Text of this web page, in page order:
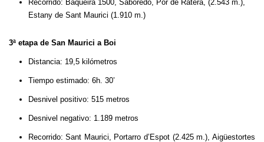
Recorrido: Baqueira 1500, Saboredo, Por de Ratera, (2.543 m.),
Estany de Sant Maurici (1.910 m.)
3ª etapa de San Maurici a Boi
Distancia: 19,5 kilómetros
Tiempo estimado: 6h. 30’
Desnivel positivo: 515 metros
Desnivel negativo: 1.189 metros
Recorrido: Sant Maurici, Portarro d’Espot (2.425 m.), Aigüestortes